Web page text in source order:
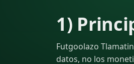
1)
Futgoolazo
datos, no los